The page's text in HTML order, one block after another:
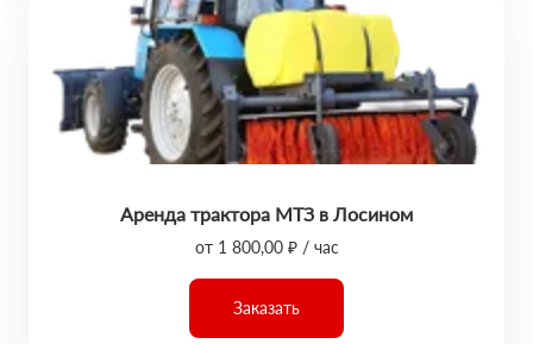
Аренда трактора МТЗ в Лосином
от 1 800,00 ₽ / час
Заказать